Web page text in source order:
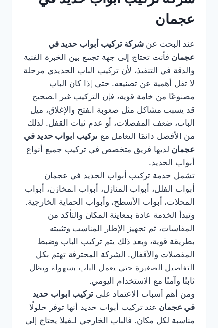
عجمان
عند البحث عن شركة تركيب أبواب حديد في
عجمان فأنت تحتاج إلى جهة تجمع بين الخبرة الفنية
والدقة في التنفيذ، لأن تركيب الباب الحديدي مرحلة
لا تقل أهمية عن تصنيعه. حتى إذا كان الباب
مصنوعًا من خامة قوية، فإن التركيب غير الصحيح
قد يسبب مشاكل مثل صعوبة الفتح والإغلاق، ميل
الباب، ضعف المفصلات، أو عدم ثبات القفل. لذلك
من الأفضل دائمًا التعامل مع تركيب ابواب حديد في
عجمان لديها فريق متخصص في تركيب جميع أنواع
أبواب الحديد.
تشمل خدمة تركيب أبواب الحديد في عجمان
أبواب الفلل، أبواب المنازل، أبواب المخازن، أبواب
المحلات، أبواب الأسطح، وأبواب الحماية الخارجية.
وتبدأ الخدمة عادة بمعاينة المكان والتأكد من
المقاسات، ثم تجهيز الإطار المناسب وتثبيته
بطريقة قوية، وبعد ذلك يتم تركيب الباب وضبط
المفصلات والأقفال. الشركة المحترفة تهتم بكل
التفاصيل الصغيرة حتى يعمل الباب بسهولة ويظل
ثابتًا وآمنًا مع الاستخدام اليومي.
ومن أهم أسباب الاعتماد على تركيب ابواب حديد
في عجمان عند تركيب أبواب حديد أنها توفر حلولًا
مناسبة لكل مكان. فالباب الخارجي للفيلا يحتاج إلى